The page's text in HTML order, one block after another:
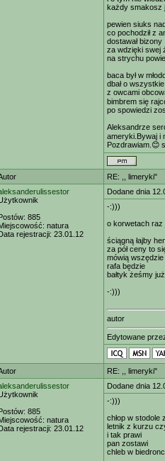
każdy smakosz
pewien siuks
co pochodził z
dostawał bizony
za wdzięki swej
na strychu
baca był w
dbał o
z owcami
bimbrem się
po spowiedzi
Aleksandrze
ameryki.Bywaj i
Pozdrawiam.😊
RE: ,, limeryki"
885
natura
rejestracji: 23.01.12
Dodane dnia
-:)))
o korwetach raz
ściągną łajby
za pół ceny to
mówią wszędzie
rafa będzie
bałtyk żeśmy
-:)))
autor
Edytowane
RE: ,, limeryki"
885
natura
rejestracji: 23.01.12
Dodane dnia
-:)))
chłop w stodole
letnik z kurzu
i tak prawi
pan zostawi
chleb w